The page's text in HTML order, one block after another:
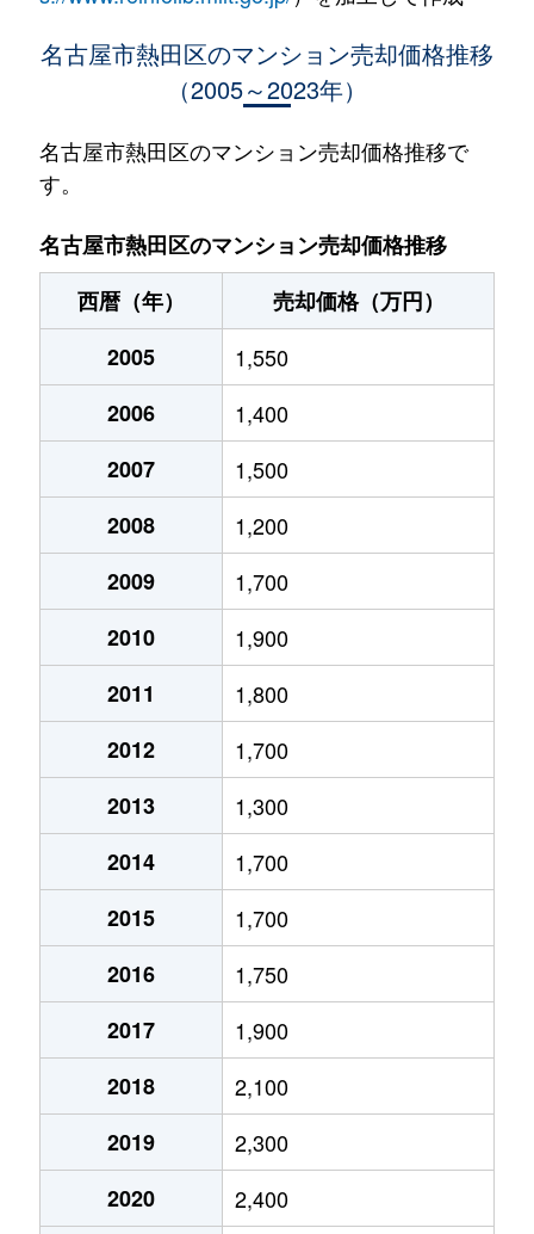
2,600万円 日比野(名古屋市営)
玉の井町
1,500万円 西高蔵
玉の井町
伝馬
870万円 熱田神宮伝馬町
伝馬
2,500万円 熱田神宮伝馬町
2,500万円 熱田神宮伝馬町
伝馬
1,200万円 熱田神宮伝馬町
波寄町
6,700万円 金山(愛知)
二番
1,400万円 六番町
野立町
1,000万円 日比野(名古屋市営)
旗屋
1,800万円 熱田神宮西
旗屋
1,200万円 熱田神宮西
八番
2,300万円 六番町
花表町
3,800万円 神宮前
花表町
2,000万円 神宮前
花表町
3,600万円 神宮前
花表町
1,200万円 神宮前
南一番町
2,500万円 東海通
六野
2,800万円 熱田
六野
3,700万円 熱田
名古屋市熱田区のマンション売却価格推移
（2005～2023年）
名古屋市熱田区のマンション売却価格推移で
す。
名古屋市熱田区のマンション売却価格推移
西暦（年）
売却価格（万円）
2005
1,550
2006
1,400
2007
1,500
2008
1,200
2009
1,700
2010
1,900
2011
1,800
2012
1,700
2013
1,300
2014
1,700
2015
1,700
2016
1,750
2017
1,900
2018
2,100
2019
2,300
2020
2,400